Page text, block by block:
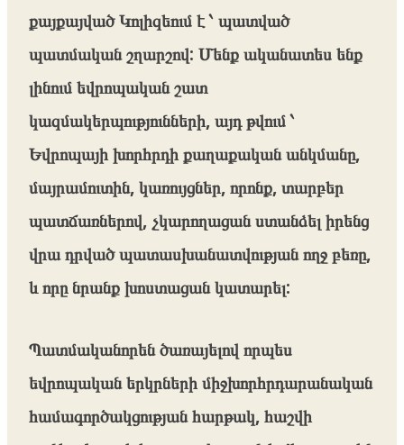
քայքայված Կոլիզեում է ՝ պատված
պատմական շղարշով: Մենք ականատես ենք
լինում եվրոպական շատ
կազմակերպությունների, այդ թվում ՝
Եվրոպայի խորհրդի քաղաքական անկմանը,
մայրամուտին, կառույցներ, որոնք, տարբեր
պատճառներով, չկարողացան ստանձել իրենց
վրա դրված պատասխանատվության ողջ բեռը,
և որը նրանք խոստացան կատարել:
Պատմականորեն ծառայելով որպես
եվրոպական երկրների միջխորհրդարանական
համագործակցության հարթակ, հաշվի